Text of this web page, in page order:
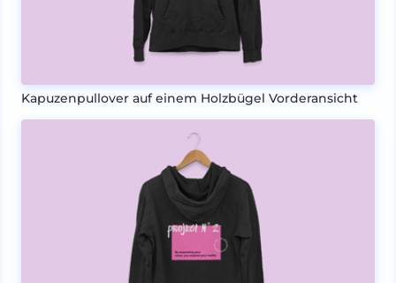
Kapuzenpullover auf einem Holzbügel Vorderansicht